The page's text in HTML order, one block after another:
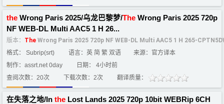
the Wrong Paris 2025/乌龙巴黎梦/The Wrong Paris 2025 720p
NF WEB-DL Multi AAC5 1 H 26...
版本： The Wrong Paris 2025 720p NF WEB-DL Multi AAC5 1 H 265-
格式： Subrip(srt)
语言：英 简 繁 双语
来源：官方译本
制作：assrt.net 0day
日期： 4小时前
查阅次数：20次
下载次数：2次 翻译质量：
在失落之地/In the Lost Lands 2025 720p 10bit WEBRip 6CH